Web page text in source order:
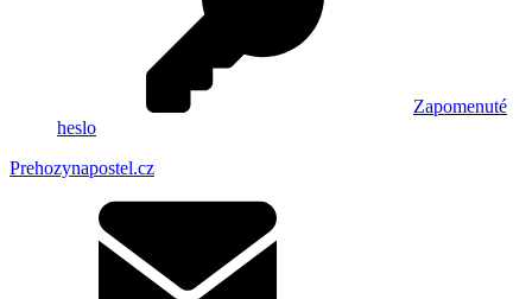
Zapomenuté
heslo
Prehozynapostel.cz